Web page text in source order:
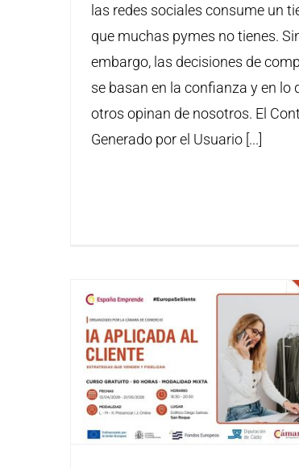
las redes sociales consume un
que muchas pymes no tienes.
embargo, las decisiones de
se basan en la confianza y en lo
otros opinan de nosotros. El
Generado por el Usuario [...]